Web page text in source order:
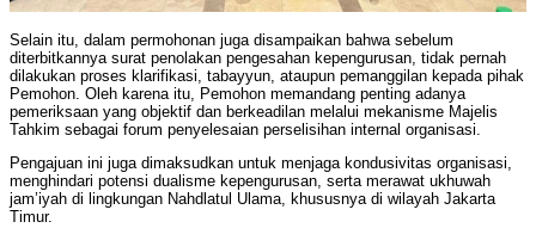
Selain itu, dalam permohonan juga disampaikan bahwa sebelum
diterbitkannya surat penolakan pengesahan kepengurusan, tidak pernah
dilakukan proses klarifikasi, tabayyun, ataupun pemanggilan kepada pihak
Pemohon. Oleh karena itu, Pemohon memandang penting adanya
pemeriksaan yang objektif dan berkeadilan melalui mekanisme Majelis
Tahkim sebagai forum penyelesaian perselisihan internal organisasi.
Pengajuan ini juga dimaksudkan untuk menjaga kondusivitas organisasi,
menghindari potensi dualisme kepengurusan, serta merawat ukhuwah
jam’iyah di lingkungan Nahdlatul Ulama, khususnya di wilayah Jakarta
Timur.